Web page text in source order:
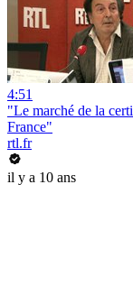
4:51
"Le marché de la
France"
rtl.fr
il y a 10 ans